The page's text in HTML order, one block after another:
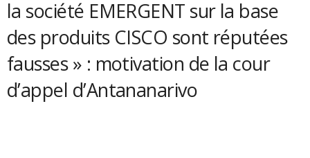
la société EMERGENT sur la base
des produits CISCO sont réputées
fausses » : motivation de la cour
d’appel d’Antananarivo